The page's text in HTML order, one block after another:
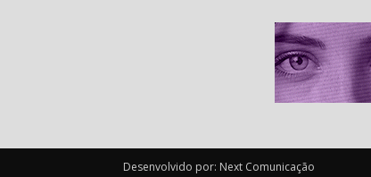
Desenvolvido por: Next Comunicação